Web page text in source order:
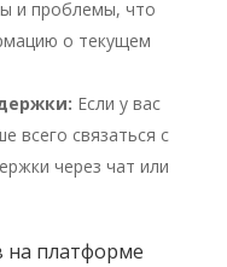
и проблемы, что
о текущем
Если у вас
всего связаться с
через чат или
платформе